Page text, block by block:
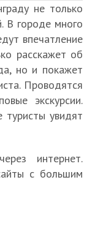
не только
В городе много
впечатление
расскажет об
но и покажет
Проводятся
экскурсии.
туристы увидят
интернет.
с большим